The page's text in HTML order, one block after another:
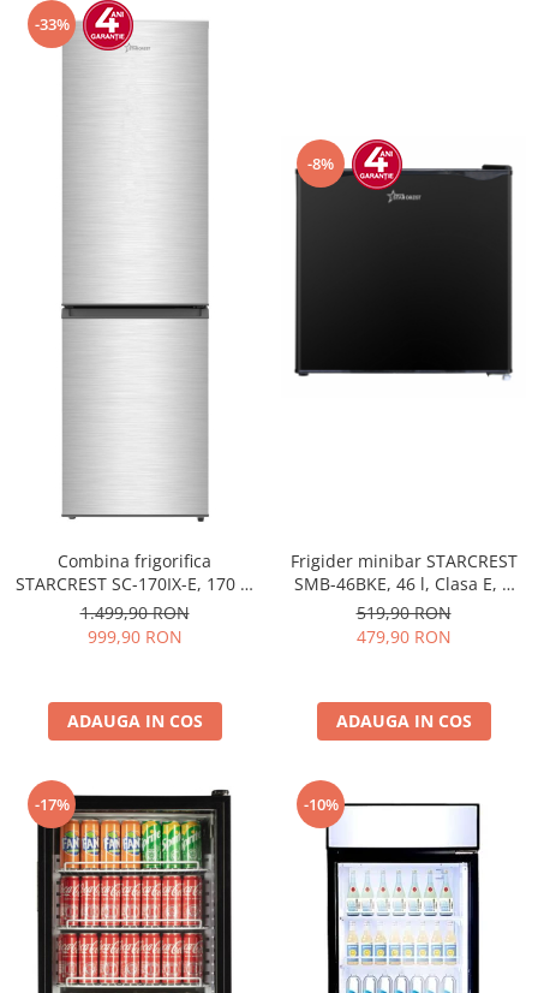
-33%
Combina frigorifica
STARCREST SC-170IX-E, 170 L,
Clasa E, Less Frost, Termostat
reglabil, Iluminare LED,
Suprafata Inox antiamprenta,
reversibile, H 151.8 cm, Inox
1.499,90 RON
999,90 RON
ADAUGA IN COS
-8%
Frigider minibar STARCREST
SMB-46BKE, 46 l, Clasa E, H
49.5 cm, Negru
519,90 RON
479,90 RON
ADAUGA IN COS
-17% -10%